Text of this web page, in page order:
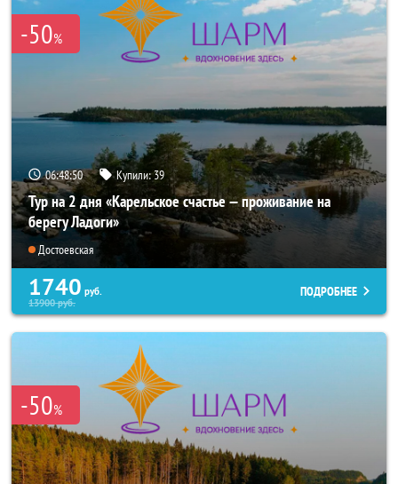
-50%
06:48:49 Купили:39
Тур на 2 дня «Карельское счастье — проживание на
берегу Ладоги»
Достоевская
1740 руб.
13900руб.
ПОДРОБНЕЕ
-50%